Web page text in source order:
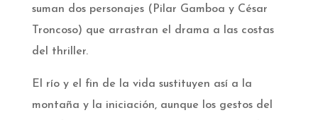
suman dos personajes (Pilar Gamboa y César
Troncoso) que arrastran el drama a las costas
del thriller.
El río y el fin de la vida sustituyen así a la
montaña y la iniciación, aunque los gestos del